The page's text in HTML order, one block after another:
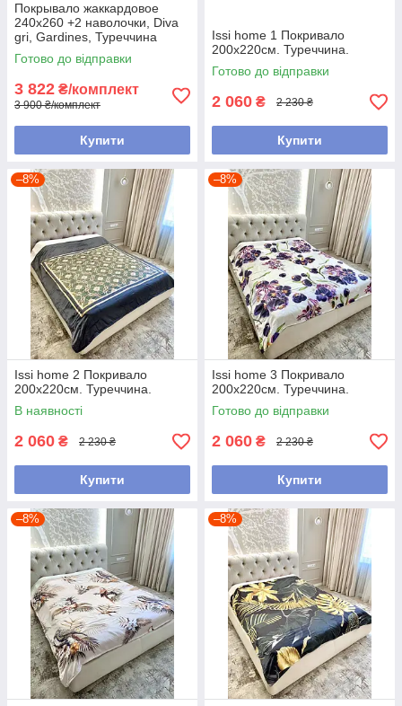
Покрывало жаккардовое
240х260 +2 наволочки, Diva
gri, Gardines, Туреччина
Готово до відправки
3 822 ₴/комплект
3 900 ₴/комплект
Купити
Issi home 1 Покривало
200x220см. Туреччина.
Готово до відправки
2 060 ₴ 2 230 ₴
Купити
–8%
Issi home 2 Покривало
200x220см. Туреччина.
В наявності
2 060 ₴ 2 230 ₴
Купити
–8%
Issi home 3 Покривало
200x220см. Туреччина.
Готово до відправки
2 060 ₴ 2 230 ₴
Купити
–8% –8%